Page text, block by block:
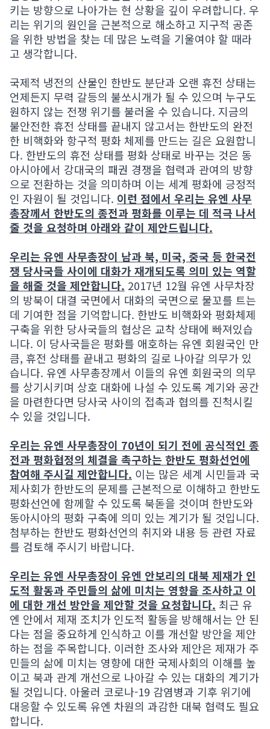
키는 방향으로 나아가는 현 상황을 깊이 우려합니다. 우
리는 위기의 원인을 근본적으로 해소하고 지구적 공존
을 위한 방법을 찾는 데 많은 노력을 기울여야 할 때라
고 생각합니다.
국제적 냉전의 산물인 한반도 분단과 오랜 휴전 상태는
언제든지 무력 갈등의 불쏘시개가 될 수 있으며 누구도
원하지 않는 전쟁 위기를 불러올 수 있습니다. 지금의
불안전한 휴전 상태를 끝내지 않고서는 한반도의 완전
한 비핵화와 항구적 평화 체제를 만드는 길은 요원합니
다. 한반도의 휴전 상태를 평화 상태로 바꾸는 것은 동
아시아에서 강대국의 패권 경쟁을 협력과 관여의 방향
으로 전환하는 것을 의미하며 이는 세계 평화에 긍정적
인 자원이 될 것입니다. 이런 점에서 우리는 유엔 사무
총장께서 한반도의 종전과 평화를 이루는 데 적극 나서
줄 것을 요청하며 아래와 같이 제안드립니다.
우리는 유엔 사무총장이 남과 북, 미국, 중국 등 한국전
쟁 당사국들 사이에 대화가 재개되도록 의미 있는 역할
을 해줄 것을 제안합니다. 2017년 12월 유엔 사무차장
의 방북이 대결 국면에서 대화의 국면으로 물꼬를 트는
데 기여한 점을 기억합니다. 한반도 비핵화와 평화체제
구축을 위한 당사국들의 협상은 교착 상태에 빠져있습
니다. 이 당사국들은 평화를 애호하는 유엔 회원국인 만
큼, 휴전 상태를 끝내고 평화의 길로 나아갈 의무가 있
습니다. 유엔 사무총장께서 이들의 유엔 회원국의 의무
를 상기시키며 상호 대화에 나설 수 있도록 계기와 공간
을 마련한다면 당사국 사이의 접촉과 협의를 진척시킬
수 있을 것입니다.
우리는 유엔 사무총장이 70년이 되기 전에 공식적인 종
전과 평화협정의 체결을 촉구하는 한반도 평화선언에
참여해 주시길 제안합니다. 이는 많은 세계 시민들과 국
제사회가 한반도의 문제를 근본적으로 이해하고 한반도
평화선언에 함께할 수 있도록 북돋을 것이며 한반도와
동아시아의 평화 구축에 의미 있는 계기가 될 것입니다.
첨부하는 한반도 평화선언의 취지와 내용 등 관련 자료
를 검토해 주시기 바랍니다.
우리는 유엔 사무총장이 유엔 안보리의 대북 제재가 인
도적 활동과 주민들의 삶에 미치는 영향을 조사하고 이
에 대한 개선 방안을 제안할 것을 요청합니다. 최근 유
엔 안에서 제재 조치가 인도적 활동을 방해해서는 안 된
다는 점을 중요하게 인식하고 이를 개선할 방안을 제안
하는 점을 주목합니다. 이러한 조사와 제안은 제재가 주
민들의 삶에 미치는 영향에 대한 국제사회의 이해를 높
이고 북과 관계 개선으로 나아갈 수 있는 대화의 계기가
될 것입니다. 아울러 코로나-19 감염병과 기후 위기에
대응할 수 있도록 유엔 차원의 과감한 대북 협력도 필요
합니다.